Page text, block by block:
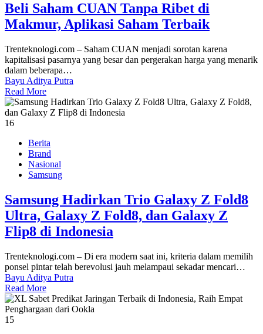
Beli Saham CUAN Tanpa Ribet di
Makmur, Aplikasi Saham Terbaik
Trenteknologi.com – Saham CUAN menjadi sorotan karena
kapitalisasi pasarnya yang besar dan pergerakan harga yang menarik
dalam beberapa…
Bayu Aditya Putra
Read More
16
Berita
Brand
Nasional
Samsung
Samsung Hadirkan Trio Galaxy Z Fold8
Ultra, Galaxy Z Fold8, dan Galaxy Z
Flip8 di Indonesia
Trenteknologi.com – Di era modern saat ini, kriteria dalam memilih
ponsel pintar telah berevolusi jauh melampaui sekadar mencari…
Bayu Aditya Putra
Read More
15